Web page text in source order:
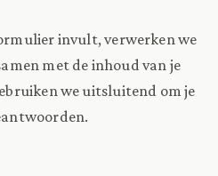
invult, verwerken we
met de inhoud van je
we uitsluitend om je